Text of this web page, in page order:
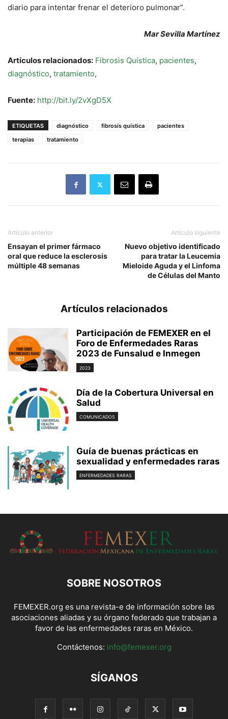
diario para intentar frenar el deterioro pulmonar”.
Mar Sevilla Martínez
Artículos relacionados: Fibrosis Quística, pacientes,
diagnóstico, tratamiento,
Fuente: http://bit.ly/2vXgD5X
ETIQUETAS diagnóstico fibrosis quística
pacientes
terapias
tratamiento
Artículo anterior
Ensayan el primer fármaco
oral que reduce la esclerosis
múltiple 48 semanas
Artículo siguiente
Nuevo objetivo identificado
para tratar la Leucemia
Mieloide Aguda y el Linfoma
de Células del Manto
Artículos relacionados
Participación de FEMEXER en el
Foro de Enfermedades Raras
2023 de Funsalud e Inmegen
2023
Día de la Cobertura Universal en
Salud
COMUNICADOS
Guía de buenas prácticas en
sexualidad y enfermedades raras
ENFERMEDADES RARAS
SOBRE NOSOTROS
FEMEXER.org es una revista-e de información sobre las
asociaciones aliadas y su órgano federado que trabajan a
favor de las enfermedades raras en México.
Contáctenos: info@femexer.org
SÍGANOS